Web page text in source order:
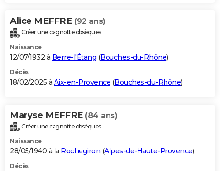
Alice MEFFRE (92 ans)
Créer une cagnotte obsèques
Naissance
12/07/1932 à Berre-l'Étang (Bouches-du-Rhône)
Décès
18/02/2025 à Aix-en-Provence (Bouches-du-Rhône)
Maryse MEFFRE (84 ans)
Créer une cagnotte obsèques
Naissance
28/05/1940 à la Rochegiron (Alpes-de-Haute-Provence)
Décès